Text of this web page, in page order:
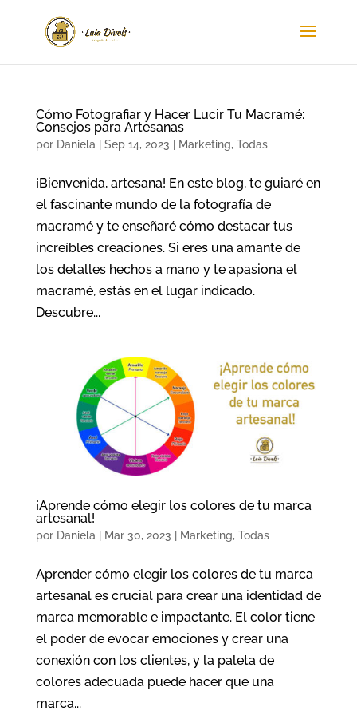
Cómo Fotografiar y Hacer Lucir Tu Macramé:
Consejos para Artesanas
por Daniela Sep 14, 2023 Marketing, Todas
¡Bienvenida, artesana! En este blog, te guiaré en
el fascinante mundo de la fotografía de
macramé y te enseñaré cómo destacar tus
increíbles creaciones. Si eres una amante de
los detalles hechos a mano y te apasiona el
macramé, estás en el lugar indicado.
Descubre...
¡Aprende cómo elegir los colores de tu marca
artesanal!
por Daniela | Mar 30, 2023 | Marketing, Todas
Aprender cómo elegir los colores de tu marca
artesanal es crucial para crear una identidad de
marca memorable e impactante. El color tiene
el poder de evocar emociones y crear una
conexión con los clientes, y la paleta de
colores adecuada puede hacer que una
marca...